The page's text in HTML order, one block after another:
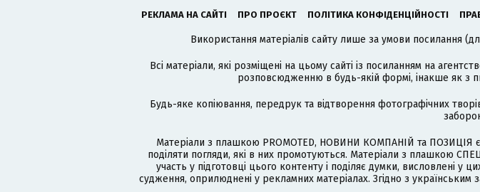
РЕКЛАМА НА САЙТІ ПРО ПРОЄКТ ПОЛІТИКА КОНФІДЕНЦІЙНОСТІ
Використання матеріалів сайту лише за умови посилання
Всі матеріали, які розміщені на цьому сайті із посиланням на
розповсюдженню в будь-якій формі, інакше як з
Будь-яке копіювання, передрук та відтворення фотографічних
Матеріали з плашкою PROMOTED, НОВИНИ КОМПАНІЙ та ПОЗИЦІЯ
поділяти погляди, які в них промотуються. Матеріали з плашкою
участь у підготовці цього контенту і поділяє думки, висловлені у
судження, оприлюднені у рекламних матеріалах. Згідно з українським